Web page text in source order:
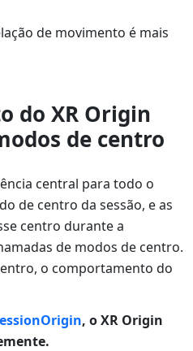
de movimento é mais
do XR Origin
de centro
central para todo o
de centro da sessão, e as
centro durante a
de modos de centro.
o comportamento do
, o XR Origin